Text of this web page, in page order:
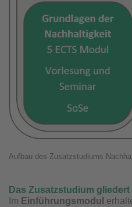
Aufbau des Zusatzstudiums
Das Zusatzstudium
Im Einführungsmodul